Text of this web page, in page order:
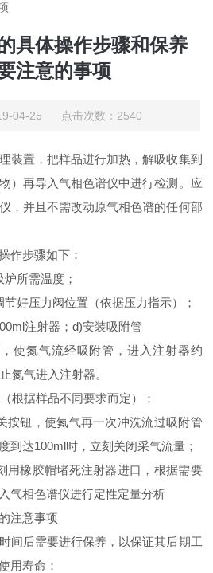
具体操作步骤和保养
注意的事项
04-25 点击次数：2540
装置，把样品进行加热，解吸收集到
）再导入气相色谱仪中进行检测。应
，并且不需改动原气相色谱的任何部
作步骤如下：
所需温度；
压力阀位置（依据压力指示）；
注射器；d)安装吸附管
氮气流经吸附管，进入注射器约
氮气进入注射器。
据样品不同要求而定）；
钮，使氮气再一次冲洗流过吸附管
到达100ml时，立刻关闭采气流量；
橡胶帽堵死注射器进口，根据需要
气相色谱仪进行定性定量分析
注意事项
后需要进行保养，以保证其后期工
用寿命：